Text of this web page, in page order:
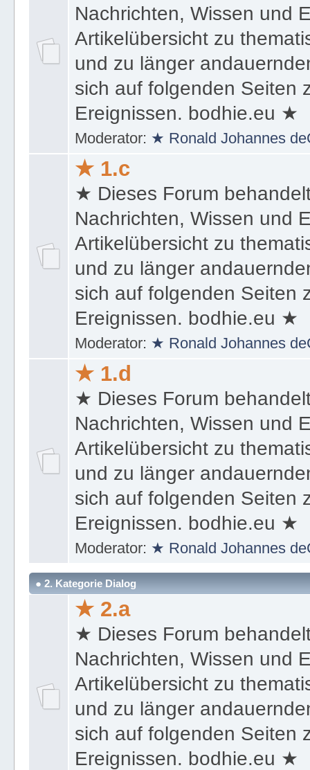
Nachrichten, Wissen und
Artikelübersicht zu
und zu länger
sich auf folgenden Seiten
Ereignissen. bodhie.eu ★
Moderator: ★ Ronald Johannes
★ 1.c
★ Dieses Forum
Nachrichten, Wissen und
Artikelübersicht zu
und zu länger
sich auf folgenden Seiten
Ereignissen. bodhie.eu ★
Moderator: ★ Ronald Johannes
★ 1.d
★ Dieses Forum
Nachrichten, Wissen und
Artikelübersicht zu
und zu länger
sich auf folgenden Seiten
Ereignissen. bodhie.eu ★
Moderator: ★ Ronald Johannes
● 2. Kategorie Dialog
★ 2.a
★ Dieses Forum
Nachrichten, Wissen und
Artikelübersicht zu
und zu länger
sich auf folgenden Seiten
Ereignissen. bodhie.eu ★